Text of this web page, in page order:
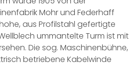
Mohr und Federhaff
aus Profilstahl gefertigte
ummantelte Turm ist mit
Die sog. Maschinenbühne,
betriebene Kabelwinde